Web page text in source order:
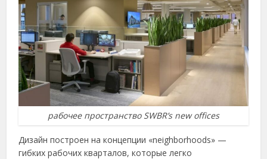
рабочее пространство SWBR’s new offices
Дизайн построен на концепции «neighborhoods» —
гибких рабочих кварталов, которые легко